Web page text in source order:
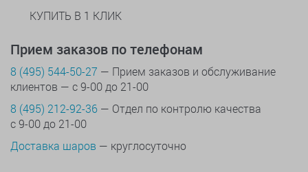
КУПИТЬ В 1 КЛИК
Прием заказов по телефонам
8 (495) 544-50-27 — Прием заказов и обслуживание
клиентов — с 9-00 до 21-00
8 (495) 212-92-36 — Отдел по контролю качества
с 9-00 до 21-00
Доставка шаров — круглосуточно